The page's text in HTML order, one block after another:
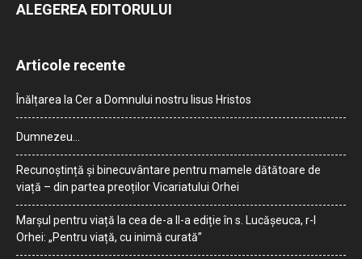
ALEGEREA EDITORULUI
Articole recente
Înălțarea la Cer a Domnului nostru Iisus Hristos
Dumnezeu…
Recunoștință și binecuvântare pentru mamele dătătoare de
viață – din partea preoților Vicariatului Orhei
Marșul pentru viață la cea de-a II-a ediție în s. Lucășeuca, r-l
Orhei: „Pentru viață, cu inimă curată”